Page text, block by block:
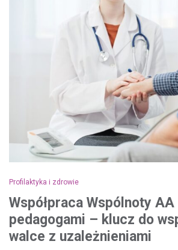
Profilaktyka i zdrowie
Współpraca Wspólnoty AA
pedagogami – klucz do
walce z uzależnieniami